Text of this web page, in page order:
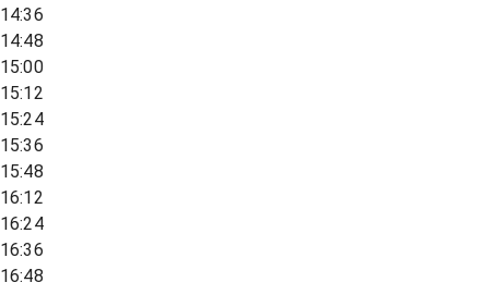
14:36
14:48
15:00
15:12
15:24
15:36
15:48
16:12
16:24
16:36
16:48